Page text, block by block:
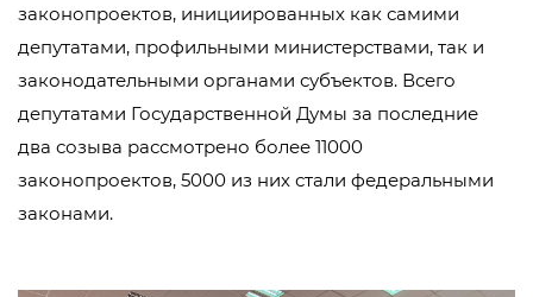
законопроектов, инициированных как самими
депутатами, профильными министерствами, так и
законодательными органами субъектов. Всего
депутатами Государственной Думы за последние
два созыва рассмотрено более 11000
законопроектов, 5000 из них стали федеральными
законами.